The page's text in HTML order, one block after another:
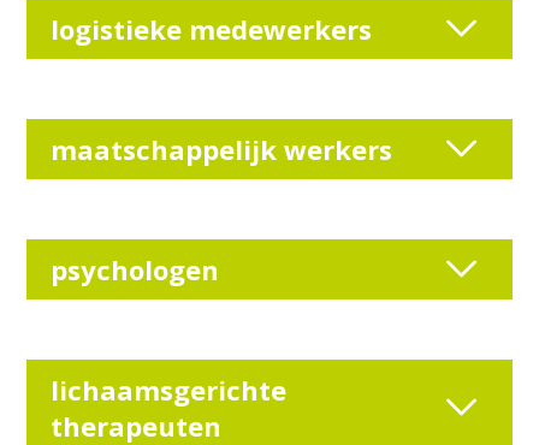
logistieke medewerkers
maatschappelijk werkers
psychologen
lichaamsgerichte
therapeuten